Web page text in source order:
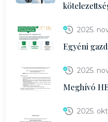
2025.
Egyéni
2025.
Meghívó
2025.